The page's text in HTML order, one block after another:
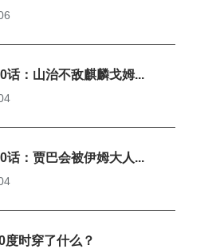
话：山治不敌麒麟戈姆...
话：贾巴会被伊姆大人...
度时穿了什么？